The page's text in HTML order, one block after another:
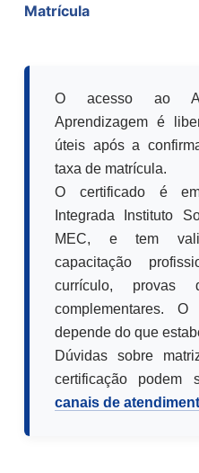
Matrícula
O acesso ao
Aprendizagem é
úteis após a
taxa de matrícula.
O certificado é
Integrada Instituto
MEC, e tem
capacitação
currículo,
complementares.
depende do que
Dúvidas sobre
certificação podem
canais de